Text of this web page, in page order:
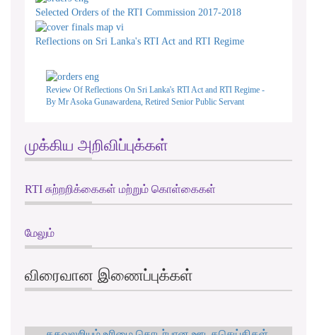
Selected Orders of the RTI Commission 2017-2018
Reflections on Sri Lanka's RTI Act and RTI Regime
Review Of Reflections On Sri Lanka's RTI Act and RTI Regime -
By Mr Asoka Gunawardena, Retired Senior Public Servant
முக்கிய அறிவிப்புக்கள்
RTI சுற்றறிக்கைகள் மற்றும் கொள்கைகள்
மேலும்
விரைவான இணைப்புக்கள்